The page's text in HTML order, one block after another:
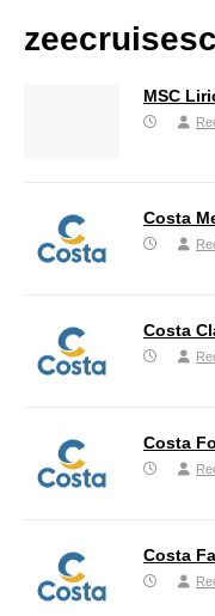
MSC
Costa
Costa
Costa
Costa